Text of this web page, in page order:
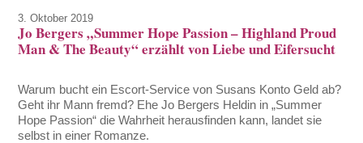
3. Oktober 2019
Jo Bergers „Summer Hope Passion – Highland Proud
Man & The Beauty“ erzählt von Liebe und Eifersucht
Warum bucht ein Escort-Service von Susans Konto Geld ab?
Geht ihr Mann fremd? Ehe Jo Bergers Heldin in „Summer
Hope Passion“ die Wahrheit herausfinden kann, landet sie
selbst in einer Romanze.